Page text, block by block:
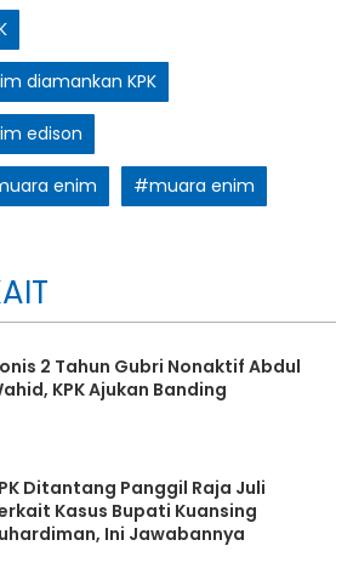
diamankan KPK
edison
enim #muara enim
2 Tahun Gubri Nonaktif Abdul
KPK Ajukan Banding
Ditantang Panggil Raja Juli
Kasus Bupati Kuansing
Ini Jawabannya